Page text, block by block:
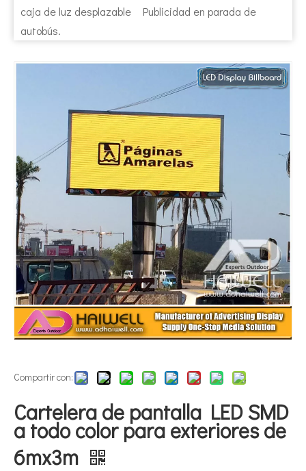
caja de luz desplazable
Publicidad en parada de
autobús.
Compartir con:
Cartelera de pantalla LED SMD
a todo color para exteriores de
6mx3m